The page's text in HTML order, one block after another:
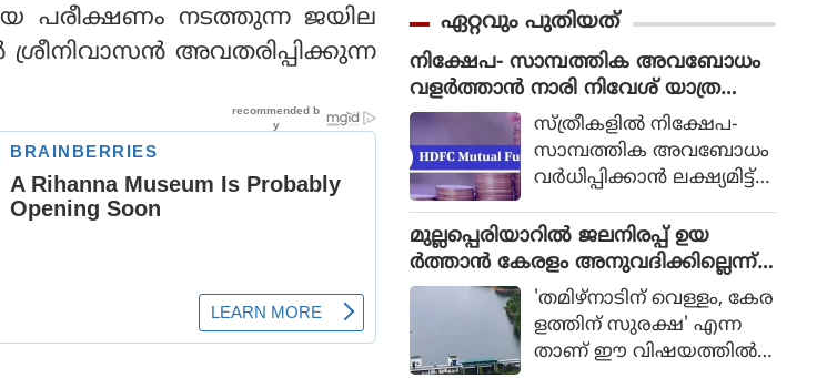
പരീക്ഷണം നടത്തുന്ന ജയില
അവതരിപ്പിക്കുന്ന
യായ തലത്തില്‍ ആ
വിഷ്‌കരിച്ചുകൊണ്ടാണ്
ഭാരതിരാജ വിപ്ലവം
തീര്‍ത്തത്.
ഏറ്റവും പുതിയത്
നിക്ഷേപ- സാമ്പത്തിക അവബോധം
വളർത്താൻ നാരി നിവേശ് യാത്ര
സംഘടിപ്പിച്ചു സ്ത്രീകളിൽ നിക്ഷേപ-
സാമ്പത്തിക അവബോധം
വർധിപ്പിക്കാൻ ലക്ഷ്യമിട്ട്
ഫണ്ട് നടത്തിയ നാരി
നിവേശ് യാത്രയുടെ
തൃശ്ശൂരിലെ പര്യടനം സ
മാപിച്ചു. ജൂൺ 26-ന്
ചെന്നൈയിൽ നിന്നും ആ
രംഭിച്ച ഈ രാജ്യവ്യാപക
മുല്ലപ്പെരിയാറില്‍ ജലനിരപ്പ് ഉയ
ര്‍ത്താന്‍ കേരളം അനുവദിക്കില്ലെന്ന്
മന്ത്രി മോന്‍സ് ജോസഫ്'തമിഴ്നാടിന് വെള്ളം, കേര
ളത്തിന് സുരക്ഷ' എന്ന
താണ് ഈ വിഷയത്തില്‍